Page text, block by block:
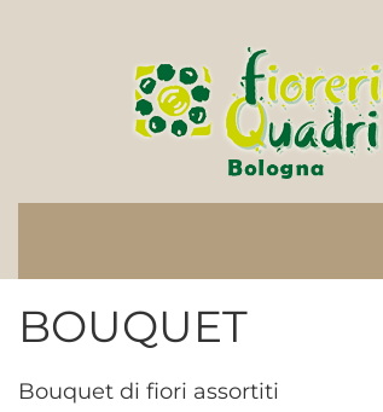
BOUQUET
Bouquet di fiori assortiti